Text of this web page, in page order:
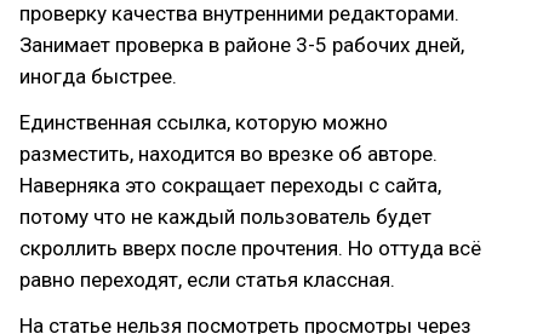
проверку качества внутренними редакторами.
Занимает проверка в районе 3-5 рабочих дней,
иногда быстрее.
Единственная ссылка, которую можно
разместить, находится во врезке об авторе.
Наверняка это сокращает переходы с сайта,
потому что не каждый пользователь будет
скроллить вверх после прочтения. Но оттуда всё
равно переходят, если статья классная.
На статье нельзя посмотреть просмотры через